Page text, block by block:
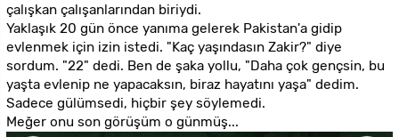
çalışkan çalışanlarından biriydi.
Yaklaşık 20 gün önce yanıma gelerek Pakistan'a gidip
evlenmek için izin istedi. "Kaç yaşındasın Zakir?" diye
sordum. "22" dedi. Ben de şaka yollu, "Daha çok gençsin, bu
yaşta evlenip ne yapacaksın, biraz hayatını yaşa" dedim.
Sadece gülümsedi, hiçbir şey söylemedi.
Meğer onu son görüşüm o günmüş...